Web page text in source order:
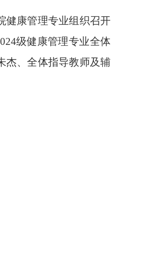
健康管理专业组织召开
级健康管理专业全体
杰、全体指导教师及辅